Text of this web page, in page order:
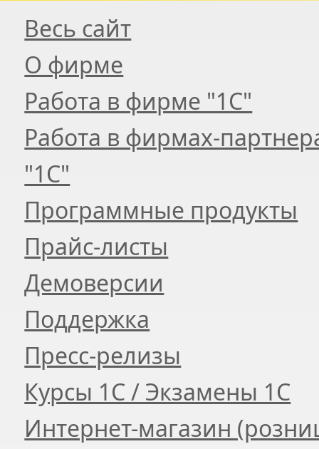
Весь сайт
О фирме
Работа в фирме "1С"
Работа в фирмах-
"1С"
Программные продукты
Прайс-листы
Демоверсии
Поддержка
Пресс-релизы
Курсы 1С / Экзамены 1С
Интернет-магазин